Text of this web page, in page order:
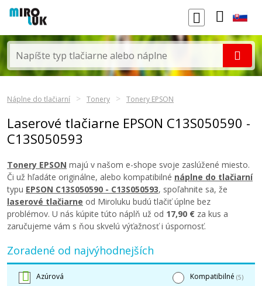
Náplne do tlačiarní Tonery Tonery EPSON
Laserové tlačiarne EPSON C13S050590 -
C13S050593
Tonery EPSON majú v našom e-shope svoje zaslúžené miesto.
Či už hľadáte originálne, alebo kompatibilné náplne do tlačiarní
typu EPSON C13S050590 - C13S050593, spoľahnite sa, že
laserové tlačiarne od Miroluku budú tlačiť úplne bez
problémov. U nás kúpite túto náplň už od 17,90 € za kus a
zaručujeme vám s ňou skvelú výťažnosť i úspornosť.
Zoradené od najvýhodnejších
Azúrová
Kompatibilné (5)